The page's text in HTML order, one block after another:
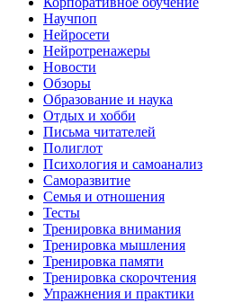
Научпоп
Нейросети
Нейротренажеры
Новости
Обзоры
Образование и наука
Отдых и хобби
Письма читателей
Полиглот
Психология и самоанализ
Саморазвитие
Семья и отношения
Тесты
Тренировка внимания
Тренировка мышления
Тренировка памяти
Тренировка скорочтения
Упражнения и практики